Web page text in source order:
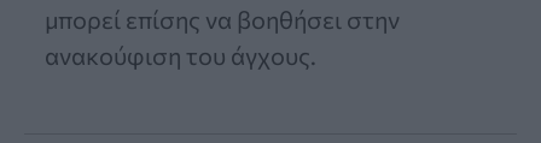
μπορεί επίσης να βοηθήσει στην
ανακούφιση του άγχους.